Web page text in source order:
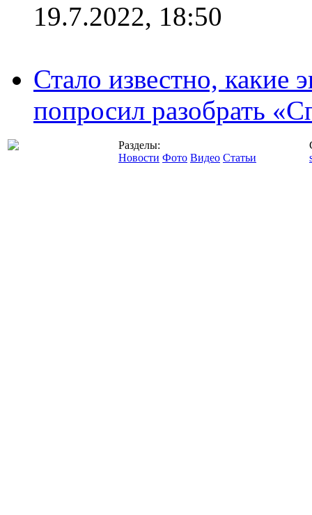
19.7.2022, 18:50
Стало известно, какие
попросил разобрать
Разделы:
Новости Фото Видео Статьи